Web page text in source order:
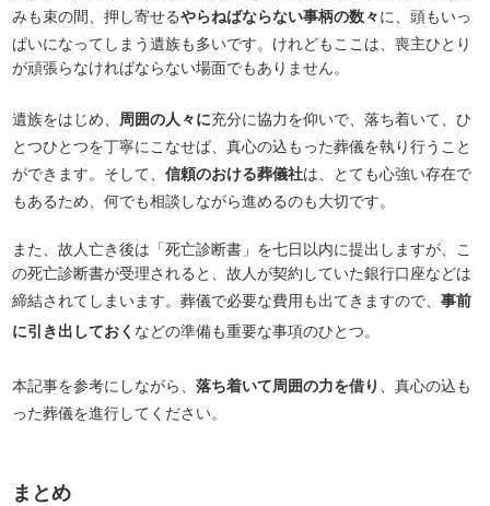
みも束の間、押し寄せるやらねばならない事柄の数々に、頭もいっ
ぱいになってしまう遺族も多いです。けれどもここは、喪主ひとり
が頑張らなければならない場面でもありません。
遺族をはじめ、 周囲の人々に充分に協力を仰いで、落ち着いて、ひ
とつひとつを丁寧にこなせば、真心の込もった葬儀を執り行うこと
ができます。そして、信頼のおける葬儀社は、とても心強い存在で
もあるため、何でも相談しながら進めるのも大切です。
また、故人亡き後は「死亡診断書」を七日以内に提出しますが、こ
の死亡診断書が受理されると、故人が契約していた銀行口座などは
締結されてしまいます。葬儀で必要な費用も出てきますので、事前
に引き出しておく などの準備も重要な事項のひとつ。
本記事を参考にしながら、落ち着いて周囲の力を借り 、真心の込も
った葬儀を進行してください。
まとめ